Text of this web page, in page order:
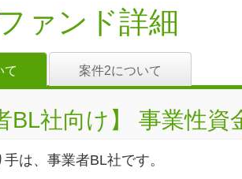
ァンド詳細
て 案件2について
BL社向け】 事業性
は、事業者BL社です。